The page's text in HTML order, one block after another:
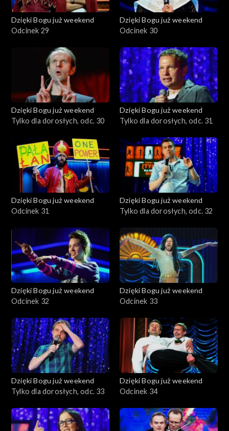
Dzięki Bogu już weekend
Odcinek 29
Dzięki Bogu już weekend
Odcinek 30
Dzięki Bogu już weekend
Tylko dla dorosłych, odc. 30
Dzięki Bogu już weekend
Tylko dla dorosłych, odc. 31
Dzięki Bogu już weekend
Odcinek 31
Dzięki Bogu już weekend
Tylko dla dorosłych, odc. 32
Dzięki Bogu już weekend
Odcinek 32
Dzięki Bogu już weekend
Odcinek 33
Dzięki Bogu już weekend
Tylko dla dorosłych, odc. 33
Dzięki Bogu już weekend
Odcinek 34